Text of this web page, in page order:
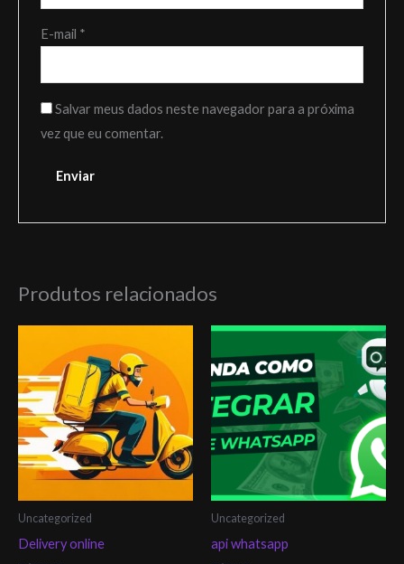
E-mail *
Salvar meus dados neste navegador para a próxima
vez que eu comentar.
Produtos relacionados
Uncategorized
Delivery online
Uncategorized
api whatsapp